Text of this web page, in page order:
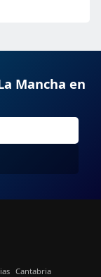
Mancha en
Cantabria